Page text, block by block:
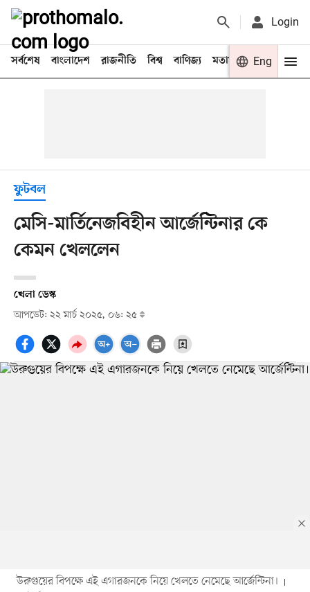
Login
সর্বশেষ বাংলাদেশ রাজনীতি বিশ্ব বাণিজ্য মতামত খেলা
Eng
ফুটবল
মেসি-মার্তিনেজবিহীন আর্জেন্টিনার কে
কেমন খেললেন
খেলা ডেস্ক
আপডেট: ২২ মার্চ ২০২৫, ০৬: ২৫
উরুগুয়ের বিপক্ষে এই এগারজনকে নিয়ে খেলতে নেমেছে আর্জেন্টিনা।